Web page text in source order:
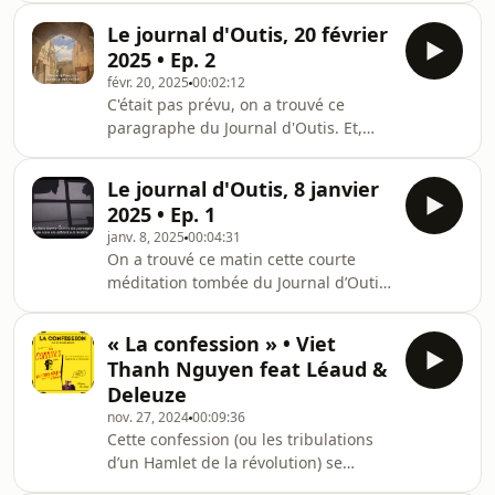
doit admettre que si « l’espace
Le journal d'Outis, 20 février
2025 • Ep. 2
févr. 20, 2025 00:02:12
C'était pas prévu, on a trouvé ce
paragraphe du Journal d'Outis. Et,
la Palestine ! Vive la Palestine libre ! Il
y a en a que ça embête. Mais ça nous
embête pas que ça les embête. Laisse
tomber le monde. Allez l'OM ! Allez la
Palestine !
Le journal d'Outis, 8 janvier
2025 • Ep. 1
janv. 8, 2025 00:04:31
On a trouvé ce matin cette courte
méditation tombée du Journal d’Outis.
croit ce qu'il dit, ce n’est pas moi, qui
n’ai pas encore 37 ans. Tout cela est
bien mystérieux, comme on s'est
empressé de nous le dire. Peut-être,
des prochains épisodes suivront ! En
attendant, bonne année à tous.
« La confession » • Viet
Thanh Nguyen feat Léaud &
Deleuze
nov. 27, 202400:09:36
Cette confession (ou les tribulations
d’un Hamlet de la révolution) se